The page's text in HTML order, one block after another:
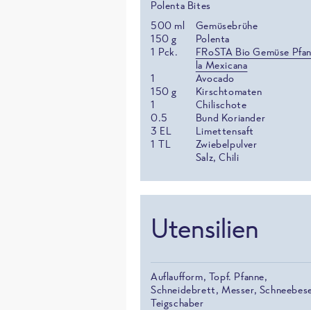
Polenta Bites
500 ml
Gemüsebrühe
150 g
Polenta
1 Pck.
FRoSTA Bio Gemüse
la Mexicana
1
Avocado
150 g
Kirschtomaten
1
Chilischote
0.5
Bund Koriander
3 EL
Limettensaft
1 TL
Zwiebelpulver
Salz, Chili
Utensilien
Auflaufform, Topf. Pfanne,
Schneidebrett, Messer,
Teigschaber